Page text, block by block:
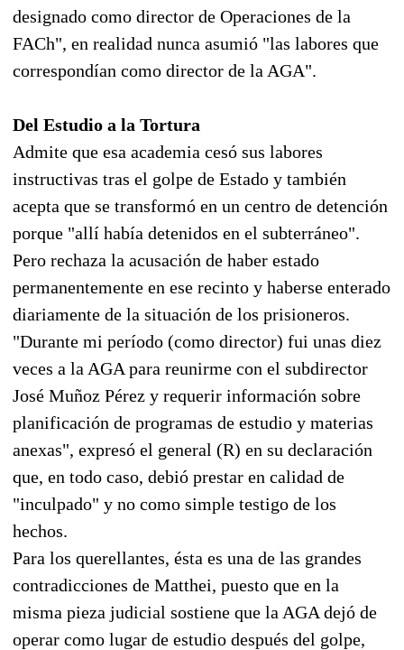
designado como director de Operaciones de la
FACh", en realidad nunca asumió "las labores que
correspondían como director de la AGA".
Del Estudio a la Tortura
Admite que esa academia cesó sus labores
instructivas tras el golpe de Estado y también
acepta que se transformó en un centro de detención
porque "allí había detenidos en el subterráneo".
Pero rechaza la acusación de haber estado
permanentemente en ese recinto y haberse enterado
diariamente de la situación de los prisioneros.
"Durante mi período (como director) fui unas diez
veces a la AGA para reunirme con el subdirector
José Muñoz Pérez y requerir información sobre
planificación de programas de estudio y materias
anexas", expresó el general (R) en su declaración
que, en todo caso, debió prestar en calidad de
"inculpado" y no como simple testigo de los
hechos.
Para los querellantes, ésta es una de las grandes
contradicciones de Matthei, puesto que en la
misma pieza judicial sostiene que la AGA dejó de
operar como lugar de estudio después del golpe,